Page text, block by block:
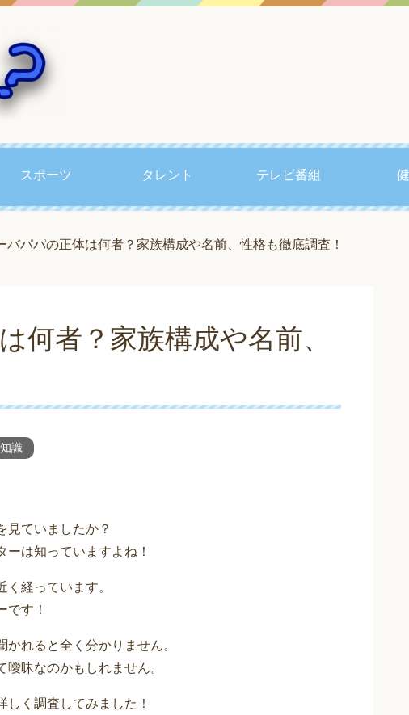
スポーツ タレント テレビ番組
バパパの正体は何者？家族構成や名前、性格も徹底調査！
何者？家族構成や名前、
識
見ていましたか？
は知っていますよね！
く経っています。
です！
れると全く分かりません。
昧なのかもしれません。
く調査してみました！